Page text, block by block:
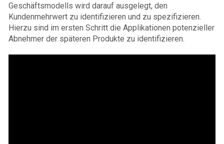
Geschäftsmodells wird darauf ausgelegt, den
Kundenmehrwert zu identifizieren und zu spezifizieren.
Hierzu sind im ersten Schritt die Applikationen potenzieller
Abnehmer der späteren Produkte zu identifizieren.